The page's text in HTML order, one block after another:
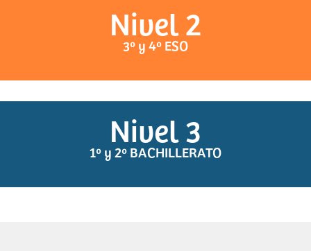
Nivel 2
3º y 4º ESO
Nivel 3
1º y 2º BACHILLERATO